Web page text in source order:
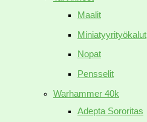
Maalit
Miniatyyrityökalut
Nopat
Pensselit
Warhammer 40k
Adepta Sororitas